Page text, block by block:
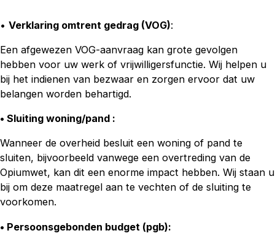
• Verklaring omtrent gedrag (VOG):
Een afgewezen VOG-aanvraag kan grote gevolgen
hebben voor uw werk of vrijwilligersfunctie. Wij helpen u
bij het indienen van bezwaar en zorgen ervoor dat uw
belangen worden behartigd.
• Sluiting woning/pand :
Wanneer de overheid besluit een woning of pand te
sluiten, bijvoorbeeld vanwege een overtreding van de
Opiumwet, kan dit een enorme impact hebben. Wij staan u
bij om deze maatregel aan te vechten of de sluiting te
voorkomen.
• Persoonsgebonden budget (pgb):